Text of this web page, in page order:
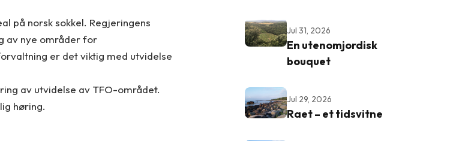
på norsk sokkel. Regjeringens
av nye områder for
er det viktig med utvidelse
av utvidelse av TFO-området.
høring.
Jul 31, 2026
En utenomjordisk
bouquet
Jul 29, 2026
Raet – et tidsvitne